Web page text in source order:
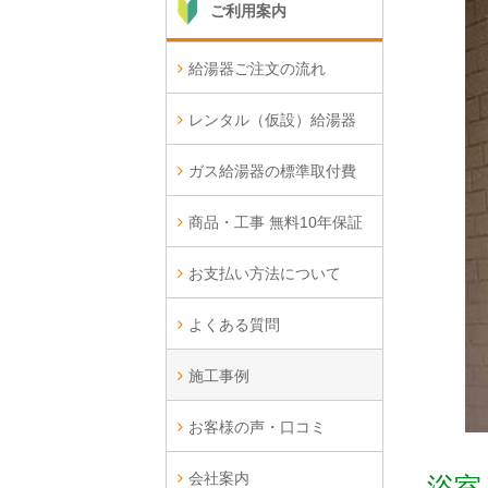
ご利用案内
給湯器ご注文の流れ
レンタル（仮設）給湯器
ガス給湯器の標準取付費
商品・工事 無料10年保証
お支払い方法について
よくある質問
施工事例
お客様の声・口コミ
会社案内